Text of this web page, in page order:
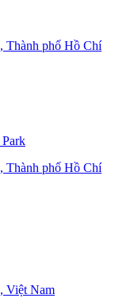
Thành phố Hồ Chí
Thành phố Hồ Chí
Việt Nam